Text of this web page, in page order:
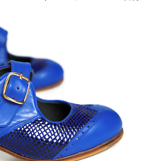
ル / CORAL
レア / ANDREA
（男女兼用） /